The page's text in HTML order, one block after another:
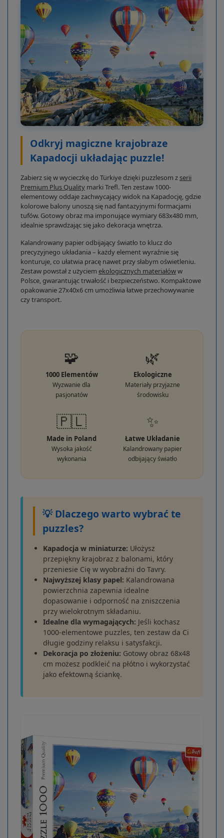
Odkryj magiczne krajobraze
Kapadocji układając puzzle!
Zabierz się w wycieczkę do Türkiye dzięki puzzlesom zserii
Premium Plus Quality marki Trefl. Ten zestaw 1000-
elementowy oddaje zachwycający widok na Kapadocję, gdzie
kolorowe balony unoszą się nad fantazyjnymi formacjami
tufów. Gotowy obraz ma imponujące wymiary 683x480 mm,
idealnie sprawdzając się jako dekoracja wnętrza.
Kalandrowany papier odbijający światło to klucz do
precyzyjnego układania – każdy element wyraźnie się
konturuje, co ułatwia pracę nawet przy słabym oświetleniu.
Zestaw powstał z użyciem ekologicznych materiałóww
Polsce, gwarantując trwałość i bezpieczeństwo. Kompaktowe
opakowanie 27x40x6 cm umożliwia łatwe przechowywanie
czy transport.
🧩
1000 Elementów
Wyzwanie dla
pasjonatów
🌿
Ekologiczne
Materiały przyjazne
środowisku
🇵🇱
Made in Poland
Wysoka jakość
wykonania
✨
Łatwe Układanie
Kalandrowany papier
odbijający światło
💡 Dlaczego warto wybrać te
puzzles?
Kapadocja w miniaturze: Ułożysz
przepiękny krajobraz z balonami, który
przeniesie Cię w wyobraźni do Tavry.
Najwyższej klasy papel: Kalandrowana
powierzchnia zapewnia idealne
dopasowanie i odporność na zniszczenia
przy wielokrotnym składaniu.
Idealne dla wymagających: Jeśli kochasz
1000-elementowe puzzles, ten zestaw da Ci
długie godziny relaksu i satysfakcji.
Dekoracja po złożeniu: Gotowy obraz 68x48
cm możesz podkleić na płótno i wykorzystać
jako efektowną ściankę.